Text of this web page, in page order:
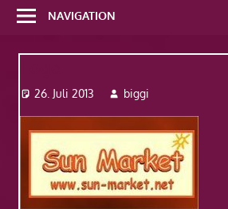
weitere
Website
NAVIGATION
26. Juli 2013 biggi